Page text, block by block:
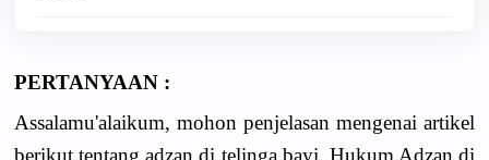
PERTANYAAN :
Assalamu'alaikum, mohon penjelasan mengenai artikel
berikut tentang adzan di telinga bayi. Hukum Adzan di